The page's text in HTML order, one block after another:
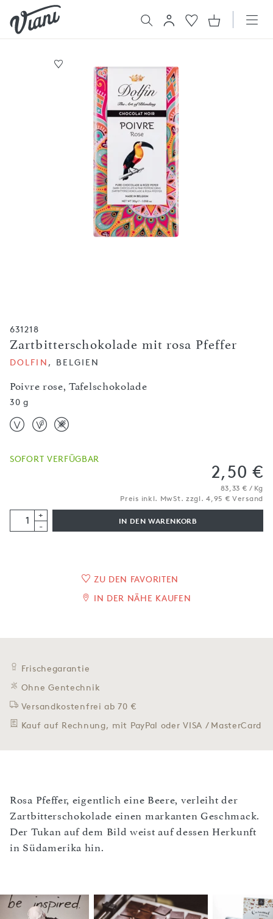
631218
Zartbitterschokolade mit rosa Pfeffer
Poivre rose, Tafelschokolade
DOLFIN , BELGIEN
30 g
SOFORT VERFÜGBAR
2,50 €
83,33 € / Kg
Preis inkl. MwSt. zzgl. 4,95 € Versand
+
-
IN DEN WARENKORB
ZU DEN FAVORITEN
IN DER NÄHE KAUFEN
Frischegarantie
Ohne Gentechnik
Versandkostenfrei ab 70 €
Kauf auf Rechnung, mit PayPal oder VISA / MasterCard
Rosa Pfeffer, eigentlich eine Beere, verleiht der
Zartbitterschokolade einen markanten Geschmack.
Der Tukan auf dem Bild weist auf dessen Herkunft
in Südamerika hin.